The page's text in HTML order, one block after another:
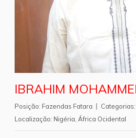
IBRAHIM
Posição: Fazendas Fatara Categorias:
Localização: Nigéria África Ocidental